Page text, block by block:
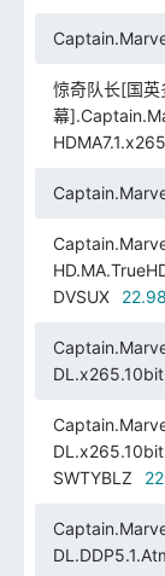
惊奇队长[国
幕
DVSUX
SWTYBLZ